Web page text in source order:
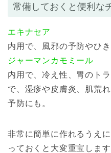
常備しておくと便利な
エキナセア
内用で、風邪の予防やひ
ジャーマンカモミール
内用で、冷え性、胃のト
で、湿疹や皮膚炎、肌荒
予防にも。
非常に簡単に作れるうえ
っておくと大変重宝しま